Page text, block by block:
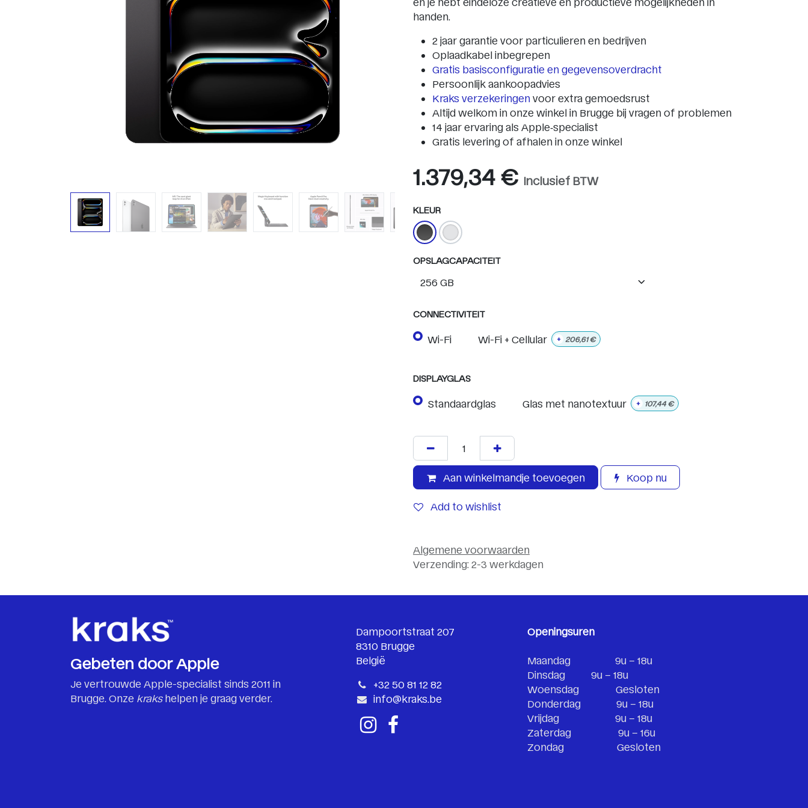
handen.
2 jaar garantie voor particulieren en bedrijven
Oplaadkabel inbegrepen
Gratis basisconfiguratie en gegevensoverdracht
Persoonlijk aankoopadvies
Kraks verzekeringen voor extra gemoedsrust
Altijd welkom in onze winkel in Brugge bij vragen of problemen
14 jaar ervaring als Apple‑specialist
Gratis levering of afhalen in onze winkel
1.379,34 € Inclusief BTW
KLEUR
OPSLAGCAPACITEIT
CONNECTIVITEIT
Wi-Fi Wi-Fi + Cellular + 206,61€
DISPLAYGLAS
Standaardglas Glas met nanotextuur + 107,44€
Aan winkelmandje toevoegen Koop nu
Add to wishlist
Algemene voorwaarden
Verzending: 2-3 werkdagen
Gebeten door Apple
Je vertrouwde Apple-specialist sinds 2011 in
Brugge. Onze krakshelpen je graag verder.
Dampoortstraat 207
8310 Brugge
België
+32 50 81 12 82
info@kraks.be
Openingsuren
Maandag
​9u – 18u
Dinsdag
​9u – 18u
Woensdag
​Gesloten
Donderdag
​9u – 18u
Vrijdag
​​9u – 18u
Zaterdag​
​​9u – 16u
Zondag
​​​​Gesloten